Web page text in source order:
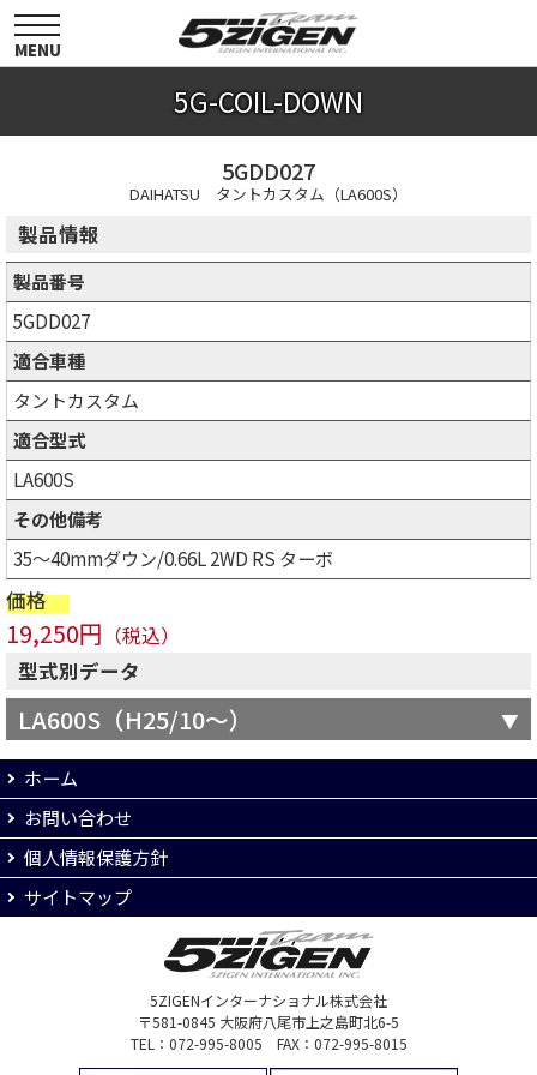
toggle
navigation
MENU
5G-COIL-DOWN
5GDD027
DAIHATSU タントカスタム（LA600S）
製品情報
製品番号
5GDD027
適合車種
タントカスタム
適合型式
LA600S
その他備考
35～40mmダウン/0.66L 2WD RS ターボ
価格
19,250円 （税込）
型式別データ
LA600S（H25/10～）
ホーム
お問い合わせ
個人情報保護方針
サイトマップ
5ZIGENインターナショナル株式会社
〒581-0845 大阪府八尾市上之島町北6-5
TEL：072-995-8005 FAX：072-995-8015